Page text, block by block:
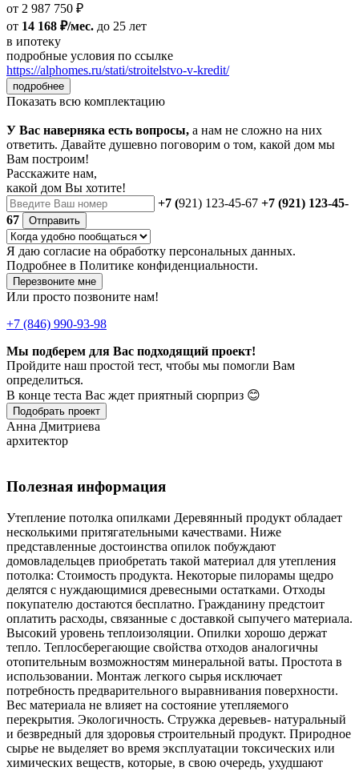
от 2 987 750 ₽
от 14 168 ₽/мес. до 25 лет
в ипотеку
подробные условия по ссылке
https://alphomes.ru/stati/stroitelstvo-v-kredit/
подробнее
Показать всю комплектацию
У Вас наверняка есть вопросы, а нам не сложно на них
ответить. Давайте душевно поговорим о том, какой дом мы
Вам построим!
Расскажите нам,
какой дом Вы хотите!
+7 (921) 123-45-67 +7 (921) 123-45-
67
Отправить
Я даю согласие на обработку персональных данных.
Подробнее в Политике конфиденциальности.
Перезвоните мне
Или просто позвоните нам!
+7 (846) 990-93-98
Мы подберем для Вас подходящий проект!
Пройдите наш простой тест, чтобы мы помогли Вам
определиться.
В конце теста Вас ждет приятный сюрприз 😊
Подобрать проект
Анна Дмитриева
архитектор
Полезная информация
Утепление потолка опилками Деревянный продукт обладает
несколькими притягательными качествами. Ниже
представленные достоинства опилок побуждают
домовладельцев приобретать такой материал для утепления
потолка: Стоимость продукта. Некоторые пилорамы щедро
делятся с нуждающимися древесными остатками. Отходы
покупателю достаются бесплатно. Гражданину предстоит
оплатить расходы, связанные с доставкой сыпучего материала.
Высокий уровень теплоизоляции. Опилки хорошо держат
тепло. Теплосберегающие свойства отходов аналогичны
отопительным возможностям минеральной ваты. Простота в
использовании. Монтаж легкого сырья исключает
потребность предварительного выравнивания поверхности.
Вес материала не влияет на состояние утепляемого
перекрытия. Экологичность. Стружка деревьев- натуральный
и безвредный для здоровья строительный продукт. Природное
сырье не выделяет во время эксплуатации токсических или
химических веществ, которые, в свою очередь, ухудшают